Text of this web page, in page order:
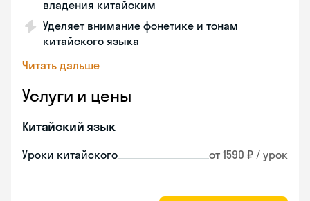
владения китайским
Уделяет внимание фонетике и тонам
китайского языка
Читать дальше
Услуги и цены
Китайский язык
Уроки китайского от 1590 ₽ / урок